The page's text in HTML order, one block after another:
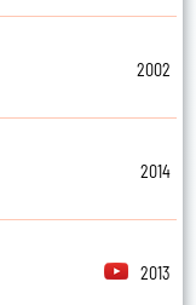
2002
2014
2013